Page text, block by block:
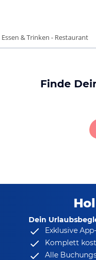
Essen & Trinken - Restaurant
Finde
Dein
Exklusive
Komplett
Alle